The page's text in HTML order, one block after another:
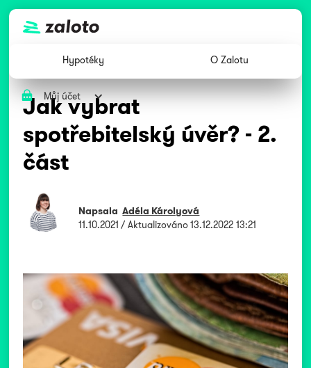
Hypotéky O Zalotu
Můj účet
Jak vybrat
spotřebitelský úvěr? - 2.
část
Napsala Adéla Károlyová
11.10.2021 / Aktualizováno13.12.2022 13:21